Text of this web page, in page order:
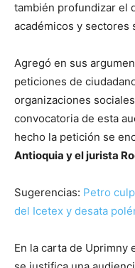
también profundizar el
académicos y sectores
Agregó en sus
peticiones de
organizaciones
convocatoria de esta
hecho la petición se
Antioquia y el jurista
Sugerencias: Petro
del Icetex y desata
En la carta de Uprimny